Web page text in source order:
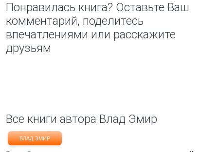
Понравилась книга? Оставьте Ваш
комментарий, поделитесь
впечатлениями или расскажите
друзьям
Все книги автора Влад Эмир
ВЛАД ЭМИР